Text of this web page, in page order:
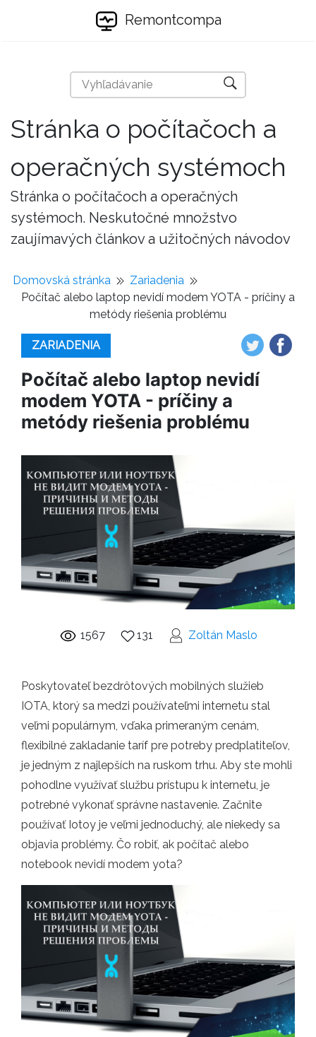
Remontcompa
Stránka o počítačoch a
operačných systémoch
Stránka o počítačoch a operačných
systémoch. Neskutočné množstvo
zaujímavých článkov a užitočných návodov
Domovská stránka
Zariadenia
Počítač alebo laptop nevidí modem YOTA - príčiny a
metódy riešenia problému
ZARIADENIA
Počítač alebo laptop nevidí
modem YOTA - príčiny a
metódy riešenia problému
1567 131 Zoltán Maslo
Poskytovateľ bezdrôtových mobilných služieb
IOTA, ktorý sa medzi používateľmi internetu stal
veľmi populárnym, vďaka primeraným cenám,
flexibilné zakladanie taríf pre potreby predplatiteľov,
je jedným z najlepších na ruskom trhu. Aby ste mohli
pohodlne využívať službu prístupu k internetu, je
potrebné vykonať správne nastavenie. Začnite
používať Iotoy je veľmi jednoduchý, ale niekedy sa
objavia problémy. Čo robiť, ak počítač alebo
notebook nevidí modem yota?